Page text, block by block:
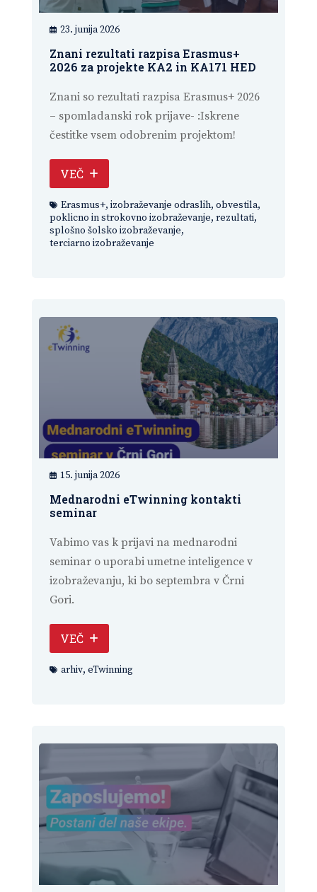
23. junija 2026
Znani rezultati razpisa Erasmus+
2026 za projekte KA2 in KA171 HED
Znani so rezultati razpisa Erasmus+ 2026
– spomladanski rok prijave- :Iskrene
čestitke vsem odobrenim projektom!
VEČ
Erasmus+, izobraževanje odraslih, obvestila,
poklicno in strokovno izobraževanje, rezultati,
splošno šolsko izobraževanje,
terciarno izobraževanje
15. junija 2026
Mednarodni eTwinning kontakti
seminar
Vabimo vas k prijavi na mednarodni
seminar o uporabi umetne inteligence v
izobraževanju, ki bo septembra v Črni
Gori.
VEČ
arhiv, eTwinning